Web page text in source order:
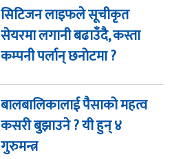
सिटिजन लाइफले सूचीकृत
सेयरमा लगानी बढाउँदै, कस्ता
कम्पनी पर्लान् छनोटमा ?
बालबालिकालाई पैसाको महत्व
कसरी बुझाउने ? यी हुन् ४
गुरुमन्त्र